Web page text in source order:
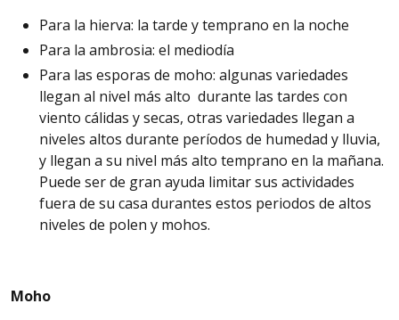
Para la hierva: la tarde y temprano en la noche
Para la ambrosia: el mediodía
Para las esporas de moho: algunas variedades
llegan al nivel más alto durante las tardes con
viento cálidas y secas, otras variedades llegan a
niveles altos durante períodos de humedad y lluvia,
y llegan a su nivel más alto temprano en la mañana.
Puede ser de gran ayuda limitar sus actividades
fuera de su casa durantes estos periodos de altos
niveles de polen y mohos.
Moho